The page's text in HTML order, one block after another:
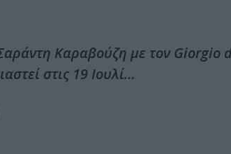
Καραβούζη με τον Giorgio
στις 19 Ιουλί…